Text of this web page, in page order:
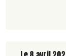
de fruits